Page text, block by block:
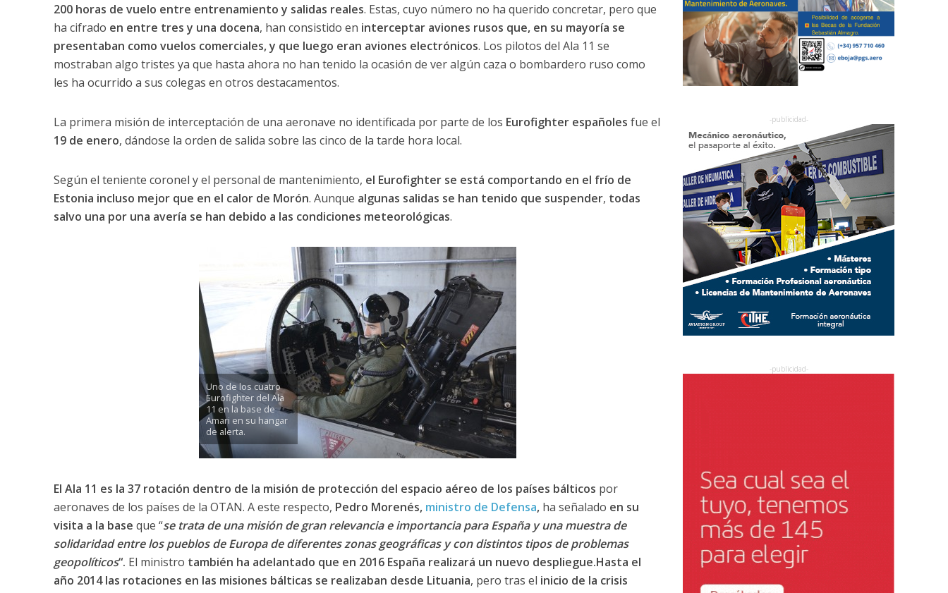
200 horas de vuelo entre entrenamiento y salidas reales. Estas, cuyo número no ha querido concretar, pero que
ha cifrado en entre tres y una docena, han consistido en interceptar aviones rusos que, en su mayoría se
presentaban como vuelos comerciales, y que luego eran aviones electrónicos. Los pilotos del Ala 11 se
mostraban algo tristes ya que hasta ahora no han tenido la ocasión de ver algún caza o bombardero ruso como
les ha ocurrido a sus colegas en otros destacamentos.
La primera misión de interceptación de una aeronave no identificada por parte de los Eurofighter españoles fue el
19 de enero, dándose la orden de salida sobre las cinco de la tarde hora local.
Según el teniente coronel y el personal de mantenimiento, el Eurofighter se está comportando en el frío de
Estonia incluso mejor que en el calor de Morón. Aunque algunas salidas se han tenido que suspender, todas
salvo una por una avería se han debido a las condiciones meteorológicas.
Uno de los cuatro
Eurofighter del Ala
11 en la base de
Amari en su hangar
de alerta.
El Ala 11 es la 37 rotación dentro de la misión de protección del espacio aéreo de los países bálticos por
aeronaves de los países de la OTAN. A este respecto, Pedro Morenés, ministro de Defensa,ha señalado en su
visita a la base que “se trata de una misión de gran relevancia e importancia para España y una muestra de
solidaridad entre los pueblos de Europa de diferentes zonas geográficas y con distintos tipos de problemas
geopolíticos“. El ministro también ha adelantado que en 2016 España realizará un nuevo despliegue.Hasta el
año 2014 las rotaciones en las misiones bálticas se realizaban desde Lituania, pero tras el inicio de la crisis